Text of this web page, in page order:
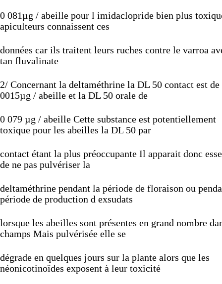
0 081µg / abeille pour l imidaclopride bien plus
apiculteurs connaissent ces
données car ils traitent leurs ruches contre le varroa
tan fluvalinate
2/ Concernant la deltaméthrine la DL 50 contact est de
0015µg / abeille et la DL 50 orale de
0 079 µg / abeille Cette substance est potentiellement
toxique pour les abeilles la DL 50 par
contact étant la plus préoccupante Il apparait donc
de ne pas pulvériser la
deltaméthrine pendant la période de floraison ou
période de production d exsudats
lorsque les abeilles sont présentes en grand nombre
champs Mais pulvérisée elle se
dégrade en quelques jours sur la plante alors que les
néonicotinoïdes exposent à leur toxicité